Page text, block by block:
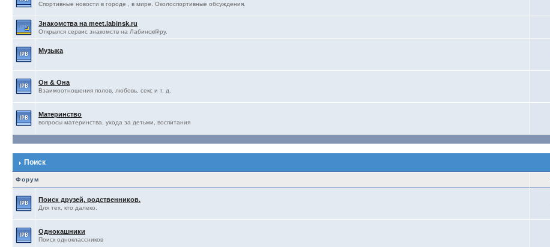
Спортивные новости в городе , в мире. Околоспортивные обсуждения.
Знакомства на meet.labinsk.ru
Открылся сервис знакомств на Лабинск@ру.
Музыка
Он & Она
Взаимоотношения полов, любовь, секс и т. д.
Материнство
вопросы материнства, ухода за детьми, воспитания
Поиск
Форум
Поиск друзей, родственников.
Для тех, кто далеко.
Однокашники
Поиск одноклассников